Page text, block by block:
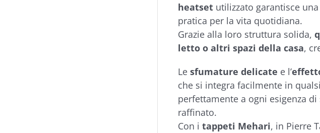
heatsetutilizzato garantisce
pratica per la vita quotidiana.
Grazie alla loro struttura solida,
letto o altri spazi della casa,
Le sfumature delicate e l’
che si integra facilmente in
perfettamente a ogni esigenza
raffinato.
Con i tappeti Mehari, in Pierre